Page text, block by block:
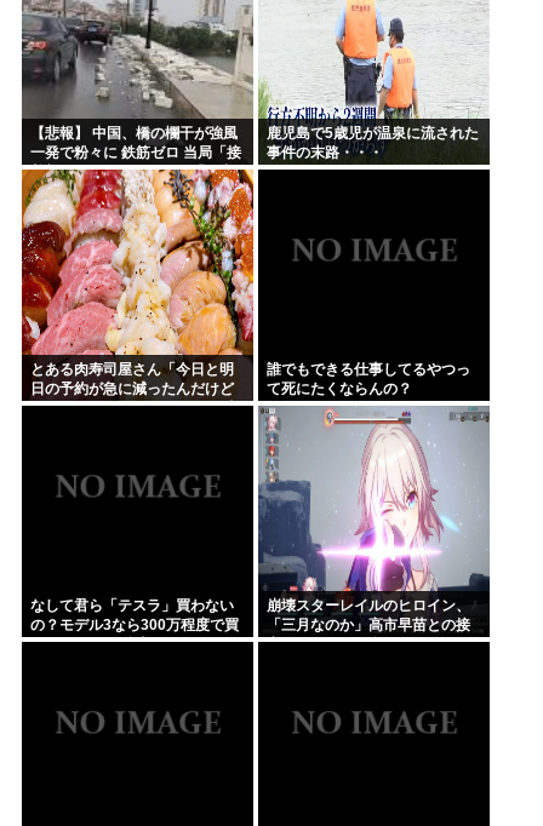
【悲報】 中国、橋の欄干が強風
一発で粉々に 鉄筋ゼロ 当局「接
着剤でくっつけただけ」「正常
で、品質問題はない」
鹿児島で5歳児が温泉に流された
事件の末路・・・
とある肉寿司屋さん「今日と明
日の予約が急に減ったんだけど
なんで！？」 → 最悪の原因が判
誰でもできる仕事してるやつっ
て死にたくならんの？
なして君ら「テスラ」買わない
の？モデル3なら300万程度で買
える.コスパ最強車がここにある
崩壊スターレイルのヒロイン、
「三月なのか」高市早苗との接
点があまりにも多すぎる。もし